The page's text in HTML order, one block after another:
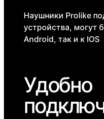
Наушники Prolike
устройства, могут
Android, так и к IOS
Удобно